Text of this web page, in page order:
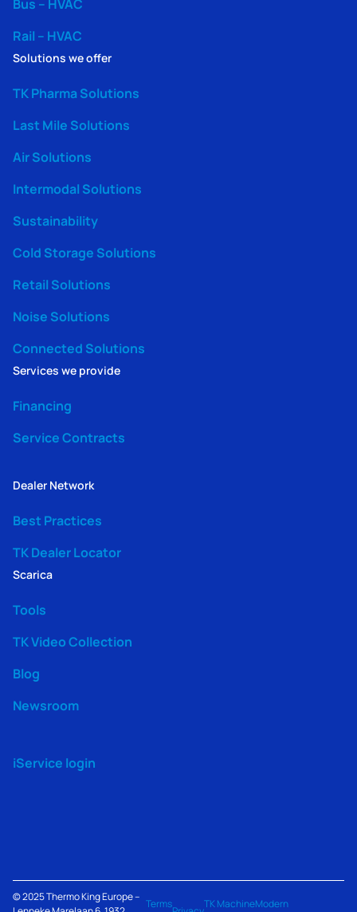
Rail – HVAC
Solutions we offer
TK Pharma Solutions
Last Mile Solutions
Air Solutions
Intermodal Solutions
Sustainability
Cold Storage Solutions
Retail Solutions
Noise Solutions
Connected Solutions
Services we provide
Financing
Service Contracts
Dealer Network
Best Practices
TK Dealer Locator
Scarica
Tools
TK Video Collection
Blog
Newsroom
iService login
© 2025Thermo KingEurope –
Terms
TK MachineModern